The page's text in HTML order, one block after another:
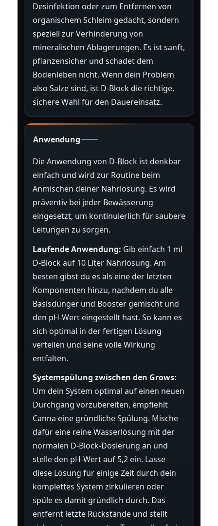
Desinfektion oder zum Entfernen von
organischem Schleim gedacht, sondern
speziell zur Verhinderung von
mineralischen Ablagerungen. Es ist sanft,
pflanzensicher und schadet dem
Bodenleben nicht. Wenn dein Problem
also Salze sind, ist D-Block die richtige,
sichere Wahl für den Dauereinsatz.
Anwendung
Die Anwendung von D-Block ist denkbar
einfach und wird zur Routine beim
Anmischen deiner Nährlösung. Es wird
präventiv bei jeder Bewässerung
eingesetzt, um kontinuierlich für saubere
Leitungen zu sorgen.
Laufende Anwendung: Gib einfach 1 ml
D-Block auf 10 Liter Nährlösung. Am
besten gibst du es als eine der letzten
Komponenten hinzu, nachdem du alle
Basisdünger und Booster gemischt und
den pH-Wert eingestellt hast. So kann es
sich optimal in der fertigen Lösung
verteilen und seine volle Wirkung
entfalten.
Systemspülung zwischen den Grows:
Um dein System optimal auf einen neuen
Durchgang vorzubereiten, empfiehlt
Canna eine gründliche Spülung. Mische
dafür eine reine Wasserlösung mit der
normalen D-Block-Dosierung an und
stelle den pH-Wert auf 5,2 ein. Lasse
diese Lösung für einige Zeit durch dein
komplettes System zirkulieren oder
spüle es damit gründlich durch. Das
entfernt letzte Rückstände und stellt